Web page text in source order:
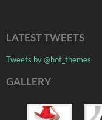
LATEST TWEETS
Tweets by @hot_themes
GALLERY